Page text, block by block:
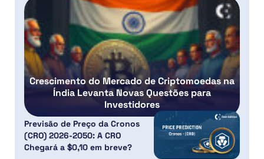
Crescimento do Mercado de Criptomoedas na
Índia Levanta Novas Questões para
Investidores
Previsão de Preço da Cronos
(CRO) 2026-2050: A CRO
Chegará a $0,10 em breve?